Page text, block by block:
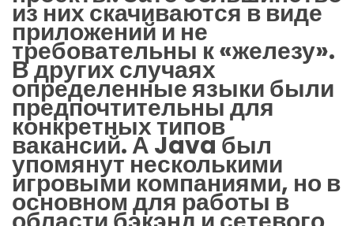
из них скачиваются в виде
приложений и не
требовательны к «железу».
В других случаях
определенные языки были
предпочтительны для
конкретных типов
вакансий. А Java был
упомянут несколькими
игровыми компаниями, но в
основном для работы в